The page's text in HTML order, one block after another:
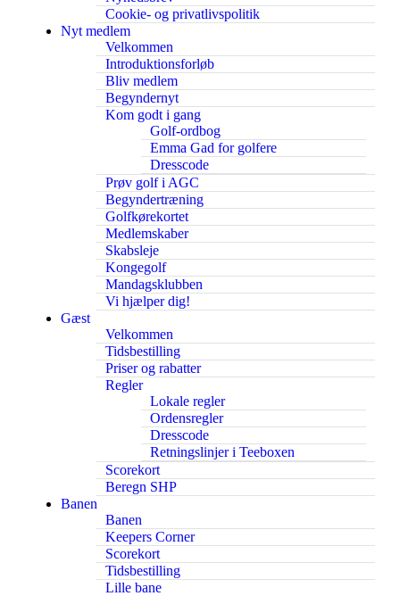
Cookie- og privatlivspolitik
Nyt medlem
Velkommen
Introduktionsforløb
Bliv medlem
Begyndernyt
Kom godt i gang
Golf-ordbog
Emma Gad for golfere
Dresscode
Prøv golf i AGC
Begyndertræning
Golfkørekortet
Medlemskaber
Skabsleje
Kongegolf
Mandagsklubben
Vi hjælper dig!
Gæst
Velkommen
Tidsbestilling
Priser og rabatter
Regler
Lokale regler
Ordensregler
Dresscode
Retningslinjer i Teeboxen
Scorekort
Beregn SHP
Banen
Banen
Keepers Corner
Scorekort
Tidsbestilling
Lille bane